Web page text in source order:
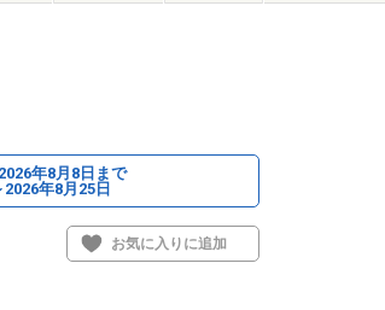
年8月8日まで
2026年8月25日
お気に入りに追加